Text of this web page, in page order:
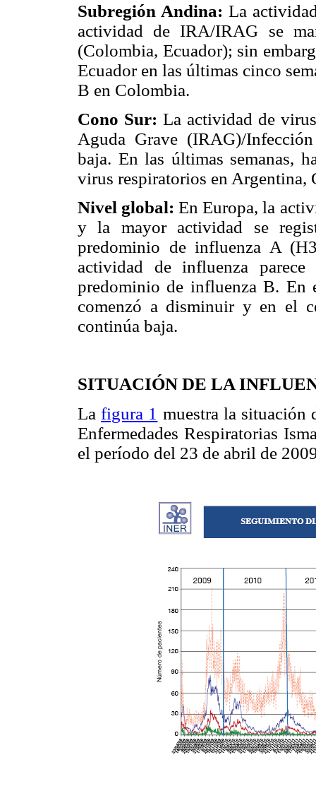
Subregión Andina: La
actividad de IRA/IRAG se
(Colombia, Ecuador); sin
Ecuador en las últimas cinco
B en Colombia.
Cono Sur: La actividad de
Aguda Grave (IRAG)/
baja. En las últimas semanas,
virus respiratorios en Argentina,
Nivel global: En Europa, la
y la mayor actividad se
predominio de influenza A
actividad de influenza
predominio de influenza B. En
comenzó a disminuir y en el
continúa baja.
SITUACIÓN DE LA
Lafigura 1 muestra la situación
Enfermedades Respiratorias
el período del 23 de abril de